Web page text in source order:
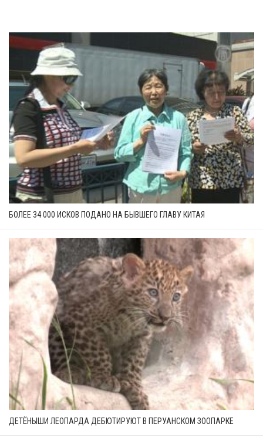
БОЛЕЕ 34 000 ИСКОВ ПОДАНО НА БЫВШЕГО ГЛАВУ КИТАЯ
ДЕТЁНЫШИ ЛЕОПАРДА ДЕБЮТИРУЮТ В ПЕРУАНСКОМ ЗООПАРКЕ